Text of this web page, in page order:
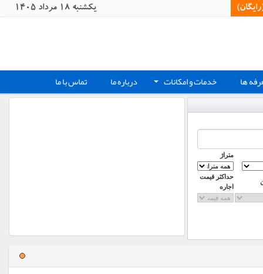
يکشنبه 18 مرداد 1405
ها + خدمات و امکانات درباره ما تماس با ما
متراژ
حداکثر قیمت
اجاره